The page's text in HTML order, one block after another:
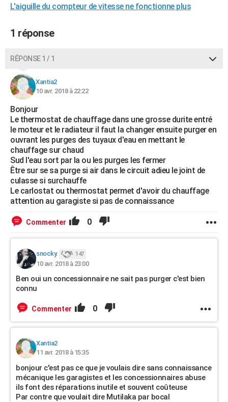
L'aiguille du compteur de vitesse ne fonctionne plus
1 réponse
RÉPONSE 1 / 1
Xantia2
10 avr. 2018 à 22:22
Bonjour
Le thermostat de chauffage dans une grosse durite entré
le moteur et le radiateur il faut la changer ensuite purger en
ouvrant les purges des tuyaux d'eau en mettant le
chauffage sur chaud
Sud l'eau sort par la ou les purges les fermer
Être sur se sa purge si air dans le circuit adieu le joint de
culasse si surchauffe
Le carlostat ou thermostat permet d'avoir du chauffage
attention au garagiste si pas de connaissance
Commenter 0
snocky. 147
10 avr. 2018 à 23:00
Ben oui un concessionnaire ne sait pas purger c'est bien
connu
Commenter 0
Xantia2
11 avr. 2018 à 15:35
bonjour c'est pas ce que je voulais dire sans connaissance
mécanique les garagistes et les concessionnaires abuse
ils font des réparations inutile et souvent coûteuse
Par contre que voulait dire Mutilaka par bocal